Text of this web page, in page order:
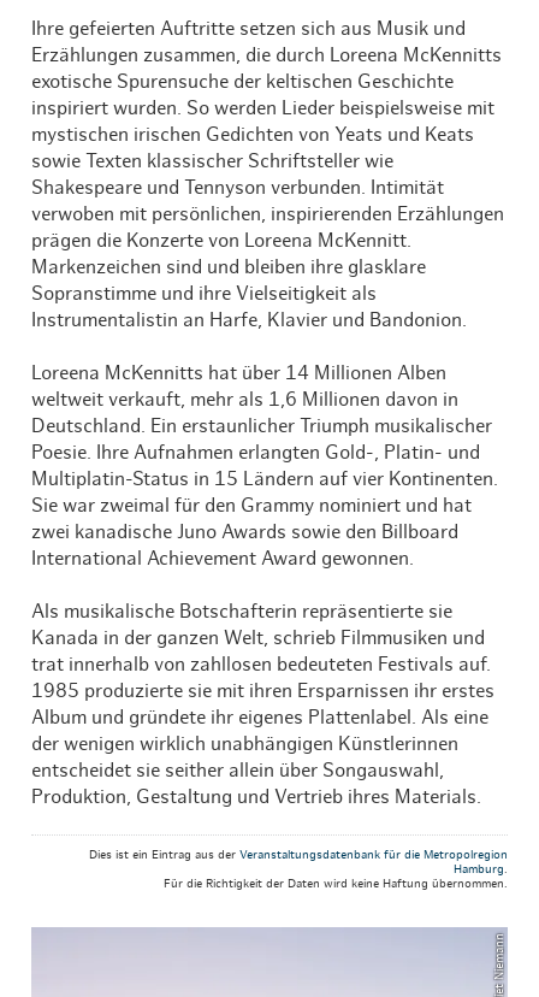
Ihre gefeierten Auftritte setzen sich aus Musik und
Erzählungen zusammen, die durch Loreena McKennitts
exotische Spurensuche der keltischen Geschichte
inspiriert wurden. So werden Lieder beispielsweise mit
mystischen irischen Gedichten von Yeats und Keats
sowie Texten klassischer Schriftsteller wie
Shakespeare und Tennyson verbunden. Intimität
verwoben mit persönlichen, inspirierenden Erzählungen
prägen die Konzerte von Loreena McKennitt.
Markenzeichen sind und bleiben ihre glasklare
Sopranstimme und ihre Vielseitigkeit als
Instrumentalistin an Harfe, Klavier und Bandonion.
Loreena McKennitts hat über 14 Millionen Alben
weltweit verkauft, mehr als 1,6 Millionen davon in
Deutschland. Ein erstaunlicher Triumph musikalischer
Poesie. Ihre Aufnahmen erlangten Gold-, Platin- und
Multiplatin-Status in 15 Ländern auf vier Kontinenten.
Sie war zweimal für den Grammy nominiert und hat
zwei kanadische Juno Awards sowie den Billboard
International Achievement Award gewonnen.
Als musikalische Botschafterin repräsentierte sie
Kanada in der ganzen Welt, schrieb Filmmusiken und
trat innerhalb von zahllosen bedeuteten Festivals auf.
1985 produzierte sie mit ihren Ersparnissen ihr erstes
Album und gründete ihr eigenes Plattenlabel. Als eine
der wenigen wirklich unabhängigen Künstlerinnen
entscheidet sie seither allein über Songauswahl,
Produktion, Gestaltung und Vertrieb ihres Materials.
Dies ist ein Eintrag aus der Veranstaltungsdatenbank für die Metropolregion
Hamburg.
Für die Richtigkeit der Daten wird keine Haftung übernommen.